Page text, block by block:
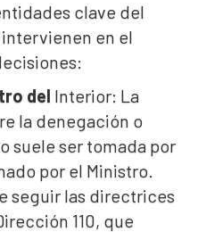
clave del
en el
del Interior: La
la denegación o
suele ser tomada por
por el Ministro.
seguir las directrices
110, que